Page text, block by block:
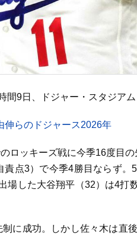
9日、ドジャー・スタジアム
伸らのドジャース2026年
ロッキーズ戦に今季16度目
点3）で今季4勝目ならず
場した大谷翔平（32）は4
に成功。しかし佐々木は直